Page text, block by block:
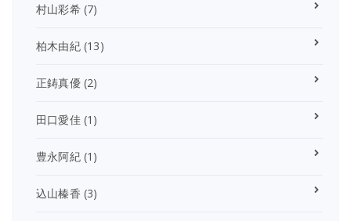
村山彩希(7)
柏木由紀(13)
正鋳真優(2)
田口愛佳(1)
豊永阿紀(1)
込山榛香 (3)